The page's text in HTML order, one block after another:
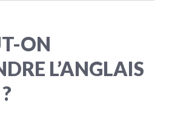
ON
L’ANGLAIS